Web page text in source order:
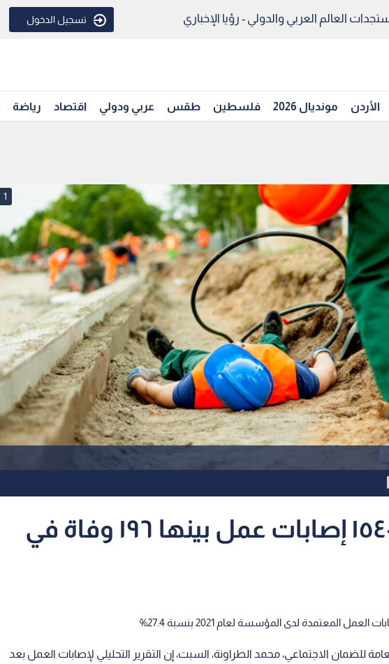
العالم العربي والدولي - رؤيا الإخباري تسجيل الدخول
الأردن مونديال 2026 فلسطين طقس عربي ودولي اقتصاد رياضة
1
الضمان: ١٥٤٠٣ إصابات عمل بينها ١٩٦ وفاة في
المعتمدة لدى المؤسسة لعام 2021 بنسبة 27.4%
للضمان الاجتماعي، محمد الطراونة، السبت، إن التقرير التحليلي لإصابات العمل بعد